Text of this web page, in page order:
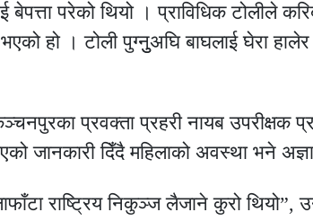
बेपत्ता परेको थियो । प्राविधिक टोलीले
हो । टोली पुग्नुुअघि बाघलाई घेरा हालेर
प्रवक्ता प्रहरी नायब
जानकारी दिँदै महिलाको अवस्था भने
राष्ट्रिय निकुञ्ज लैजाने कुरो थियो”,